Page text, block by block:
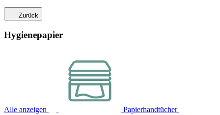
Zurück
Hygienepapier
Alle anzeigen Papierhandtücher